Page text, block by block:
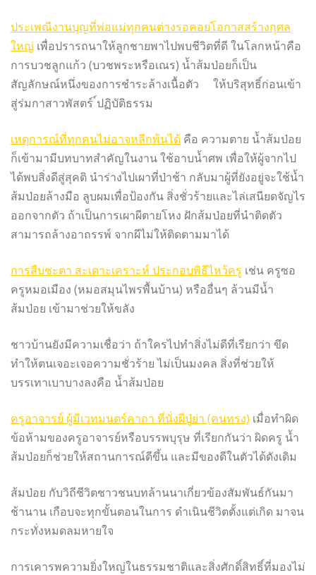
ประเพณีงานบุญที่พ่อแม่ทุกคนต่างรอคอยโอกาสสร้างกุศล
ใหญ่ เพื่อปรารถนาให้ลูกชายพาไปพบชีวิตที่ดี ในโลกหน้าคือ
การบวชลูกแก้ว (บวชพระหรือเณร) น้ำส้มป่อยก็เป็น
สัญลักษณ์หนึ่งของการชำระล้างเนื้อตัว ให้บริสุทธิ์ก่อนเข้า
สู่ร่มกาสาวพัสตร์ ์ปฏิบัติธรรม
เหตุการณ์ที่ทุกคนไม่อาจหลีกพ้นได้ คือ ความตาย น้ำส้มป่อย
ก็เข้ามามีบทบาทสำคัญในงาน ใช้อาบน้ำศพ เพื่อให้ผู้จากไป
ได้พบสิ่งดีสู่สุคติ นำร่างไปเผาที่ป่าช้า กลับมาผู้ที่ยังอยู่จะใช้น้ำ
ส้มป่อยล้างมือ ลูบผมเพื่อป้องกัน สิ่งชั่วร้ายและไล่เสนียดจัญไร
ออกจากตัว ถ้าเป็นการเผาผีตายโหง ฝักส้มป่อยที่นำติดตัว
สามารถล้างอาถรรพ์ จากผีไม่ให้ติดตามมาได้
การสืบชะตา สะเดาะเคราะห์ ประกอบพิธีไหว้ครู เช่น ครูซอ
ครูหมอเมือง (หมอสมุนไพรพื้นบ้าน) หรืออื่นๆ ล้วนมีน้ำ
ส้มป่อย เข้ามาช่วยให้ขลัง
ชาวบ้านยังมีความเชื่อว่า ถ้าใครไปทำสิ่งไม่ดีที่เรียกว่า ขึด
ทำให้ตนเจอะเจอความชั่วร้าย ไม่เป็นมงคล สิ่งที่ช่วยให้
บรรเทาเบาบางลงคือ น้ำส้มป่อย
ครูอาจารย์ ผู้มีเวทมนตร์คาถา ที่นั่งผีปู่ย่า (คนทรง) เมื่อทำผิด
ข้อห้ามของครูอาจารย์หรือบรรพบุรุษ ที่เรียกกันว่า ผิดครู น้ำ
ส้มป่อยก็ช่วยให้สถานการณ์ดีขึ้น และมีของดีในตัวได้ดังเดิม
ส้มป่อย กับวิถีชีวิตชาวชนบทล้านนาเกี่ยวข้องสัมพันธ์กันมา
ช้านาน เกือบจะทุกขั้นตอนในการ ดำเนินชีวิตตั้งแต่เกิด มาจน
กระทั่งหมดลมหายใจ
การเคารพความยิ่งใหญ่ในธรรมชาติและสิ่งศักดิ์สิทธิ์ที่มองไม่